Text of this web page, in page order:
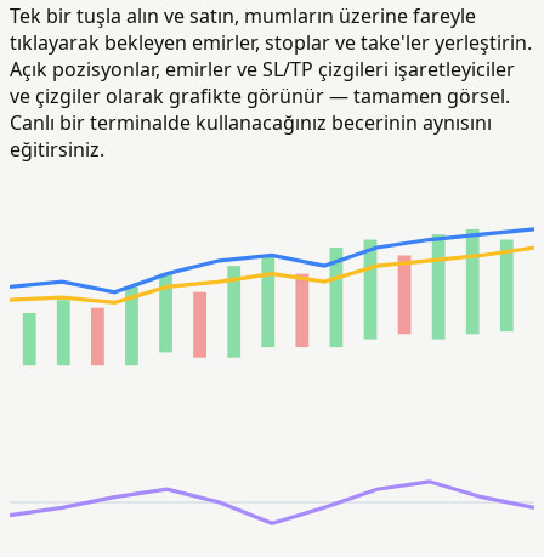
Tek bir tuşla alın ve satın, mumların üzerine fareyle
tıklayarak bekleyen emirler, stoplar ve take'ler yerleştirin.
Açık pozisyonlar, emirler ve SL/TP çizgileri işaretleyiciler
ve çizgiler olarak grafikte görünür — tamamen görsel.
Canlı bir terminalde kullanacağınız becerinin aynısını
eğitirsiniz.